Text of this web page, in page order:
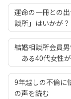
運命の一冊との
談所」はいかが？
結婚相談所会員
ある40代女性
9年越しの不倫に
の声を読む